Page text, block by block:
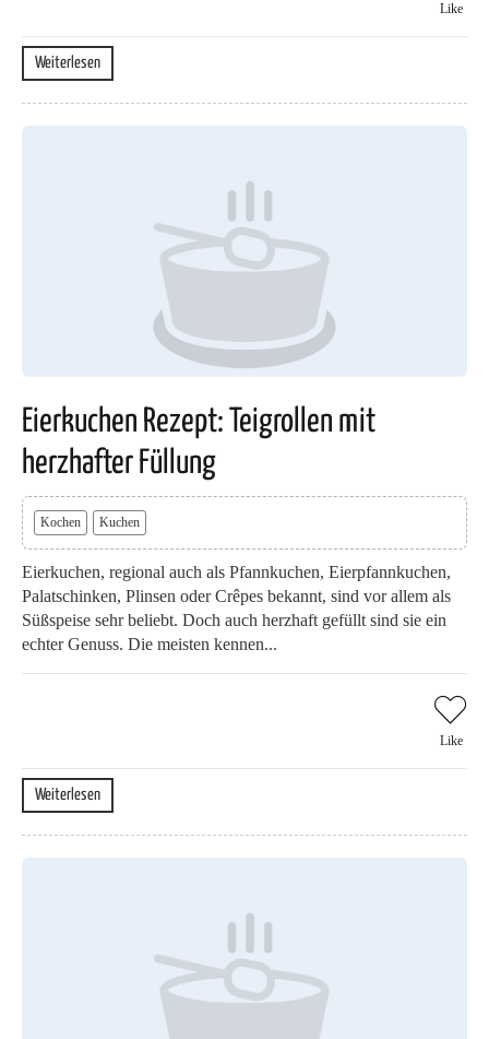
Like
Weiterlesen
Eierkuchen Rezept: Teigrollen mit
herzhafter Füllung
Kochen Kuchen
Eierkuchen, regional auch als Pfannkuchen, Eierpfannkuchen,
Palatschinken, Plinsen oder Crêpes bekannt, sind vor allem als
Süßspeise sehr beliebt. Doch auch herzhaft gefüllt sind sie ein
echter Genuss. Die meisten kennen...
Like
Weiterlesen